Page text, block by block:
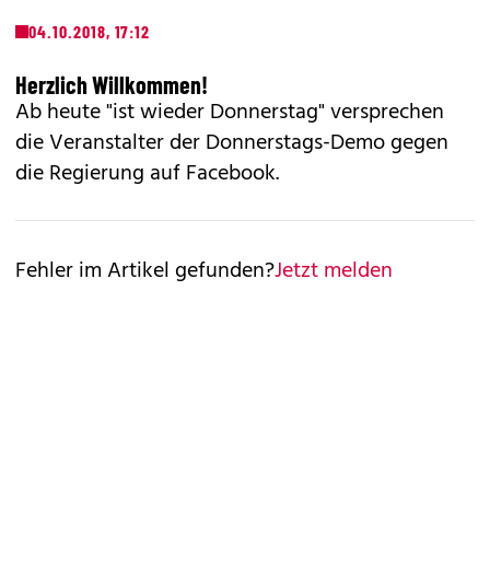
04.10.2018, 17:12
Herzlich Willkommen!
Ab heute "ist wieder Donnerstag" versprechen
die Veranstalter der Donnerstags-Demo gegen
die Regierung auf Facebook.
Fehler im Artikel gefunden?Jetzt melden